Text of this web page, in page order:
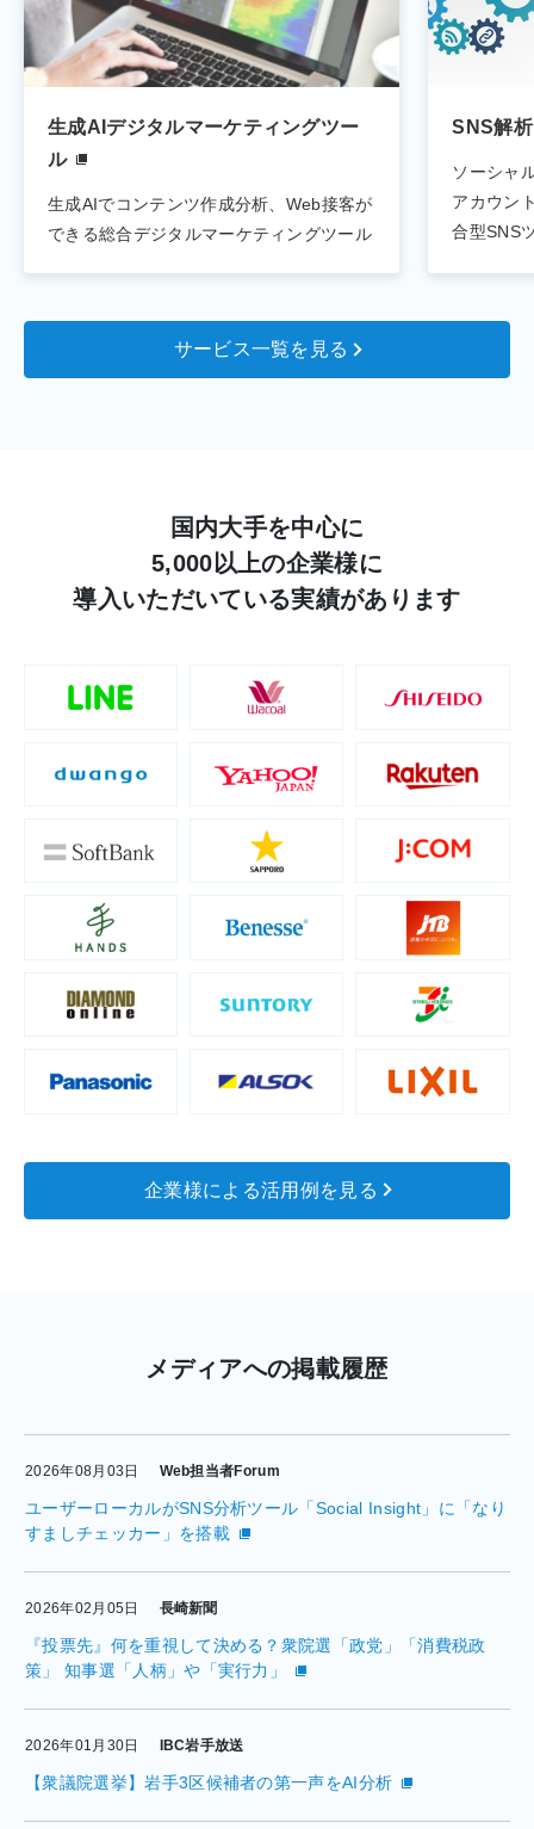
生成AIデジタルマーケティングツー
ル
生成AIでコンテンツ作成分析、Web接客が
できる総合デジタルマーケティングツール
SNS解析
ソーシャ
アカウン
合型SNS
サービス一覧を見る
国内大手を中心に
5,000以上の企業様に
導入いただいている実績があります
企業様による活用例を見る
メディアへの掲載履歴
2026年08月03日 Web担当者Forum
ユーザーローカルがSNS分析ツール「Social Insight」に「なり
すましチェッカー」を搭載
2026年02月05日 長崎新聞
『投票先』何を重視して決める？衆院選「政党」「消費税政
策」 知事選「人柄」や「実行力」
2026年01月30日 IBC岩手放送
【衆議院選挙】岩手3区候補者の第一声をAI分析